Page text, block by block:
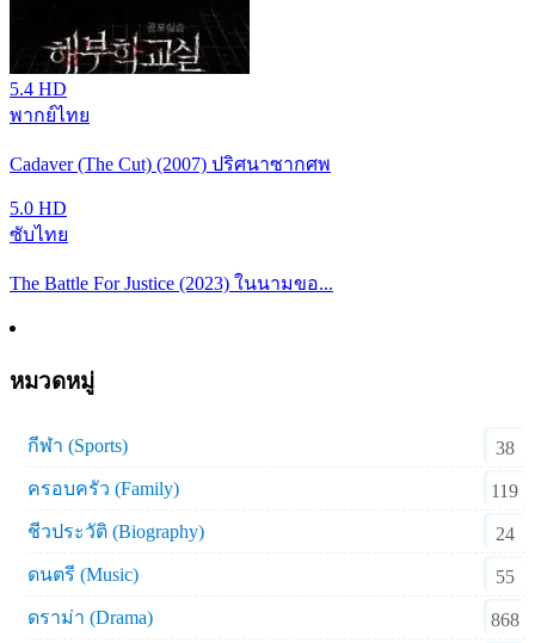
5.4 HD
พากย์ไทย
Cadaver (The Cut) (2007) ปริศนาซากศพ
5.0 HD
ซับไทย
The Battle For Justice (2023) ในนามขอ...
หมวดหมู่
กีฬา (Sports)
38
ครอบครัว (Family)
119
ชีวประวัติ (Biography)
24
ดนตรี (Music)
55
ดราม่า (Drama)
868